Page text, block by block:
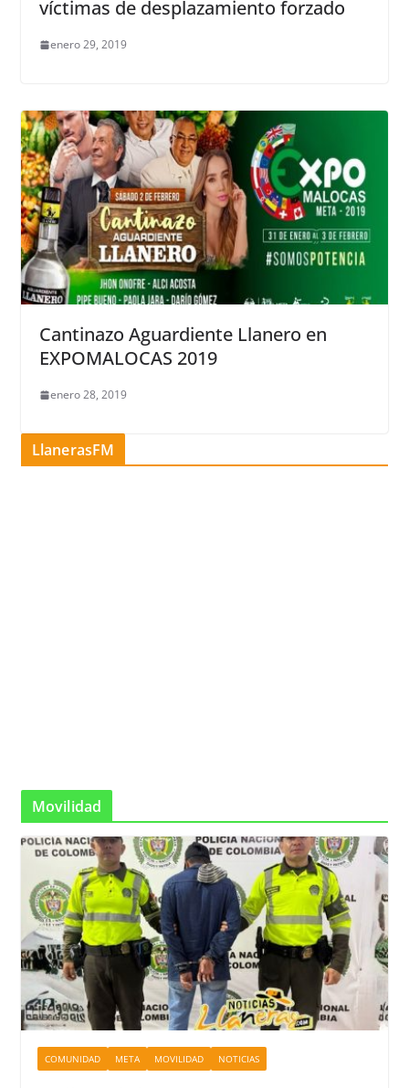
víctimas de desplazamiento forzado
enero 29, 2019
Cantinazo Aguardiente Llanero en
EXPOMALOCAS 2019
enero 28, 2019
LlanerasFM
Movilidad
COMUNIDAD META MOVILIDAD NOTICIAS